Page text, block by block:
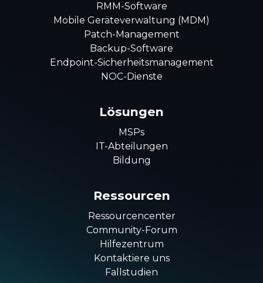
RMM-Software
Mobile Geräteverwaltung (MDM)
Patch-Management
Backup-Software
Endpoint-Sicherheitsmanagement
NOC-Dienste
Lösungen
MSPs
IT-Abteilungen
Bildung
Ressourcen
Ressourcencenter
Community-Forum
Hilfezentrum
Kontaktiere uns
Fallstudien